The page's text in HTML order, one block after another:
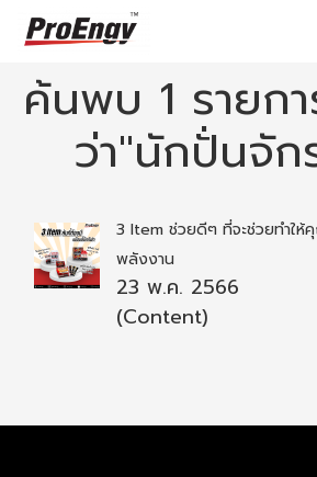
ค้นพบ 1 รายก
ว่า"นักปั่นจัก
3 Item ช่วยดีๆ ที่จะช่วยทำใ
พลังงาน
23 พ.ค. 2566
(Content)